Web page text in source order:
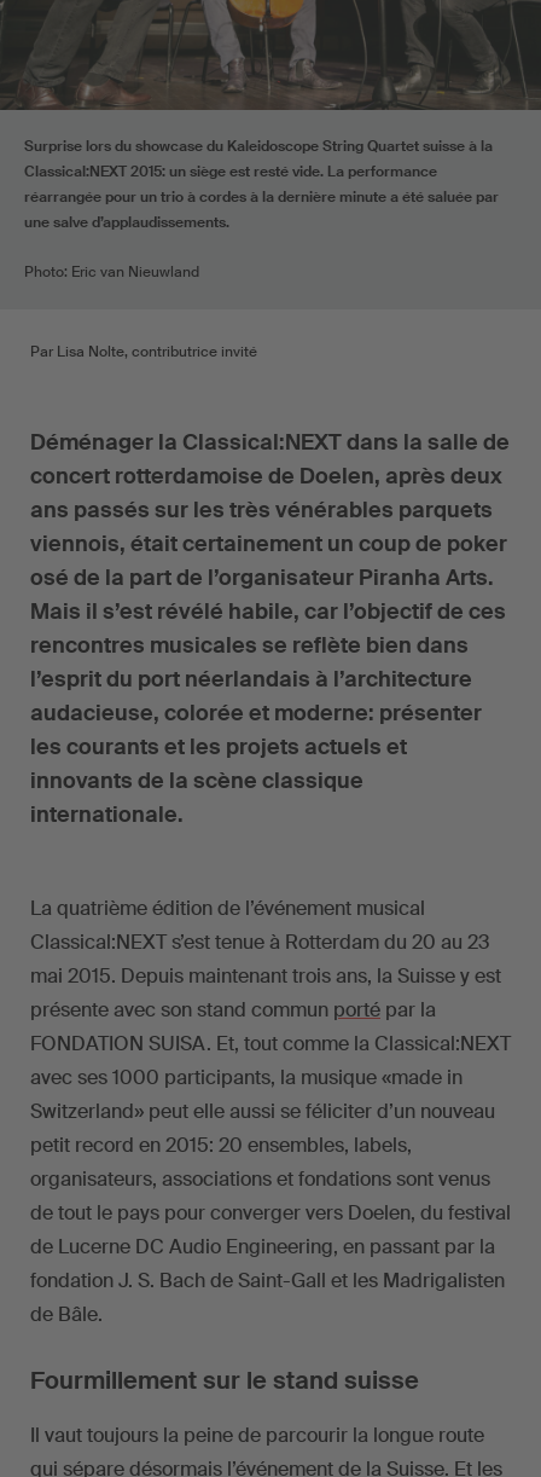
Surprise lors du showcase du Kaleidoscope String Quartet suisse à la
Classical:NEXT 2015: un siège est resté vide. La performance
réarrangée pour un trio à cordes à la dernière minute a été saluée par
une salve d’applaudissements.
Photo: Eric van Nieuwland
Par Lisa Nolte, contributrice invité
Déménager la Classical:NEXT dans la salle de
concert rotterdamoise de Doelen, après deux
ans passés sur les très vénérables parquets
viennois, était certainement un coup de poker
osé de la part de l’organisateur Piranha Arts.
Mais il s’est révélé habile, car l’objectif de ces
rencontres musicales se reflète bien dans
l’esprit du port néerlandais à l’architecture
audacieuse, colorée et moderne: présenter
les courants et les projets actuels et
innovants de la scène classique
internationale.
La quatrième édition de l’événement musical
Classical:NEXT s’est tenue à Rotterdam du 20 au 23
mai 2015. Depuis maintenant trois ans, la Suisse y est
présente avec son stand commun porté par la
FONDATION SUISA. Et, tout comme la Classical:NEXT
avec ses 1000 participants, la musique «made in
Switzerland» peut elle aussi se féliciter d’un nouveau
petit record en 2015: 20 ensembles, labels,
organisateurs, associations et fondations sont venus
de tout le pays pour converger vers Doelen, du festival
de Lucerne DC Audio Engineering, en passant par la
fondation J. S. Bach de Saint-Gall et les Madrigalisten
de Bâle.
Fourmillement sur le stand suisse
Il vaut toujours la peine de parcourir la longue route
qui sépare désormais l’événement de la Suisse. Et les